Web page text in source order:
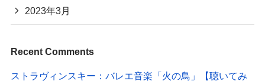
2023年3月
Recent Comments
ストラヴィンスキー：バレエ音楽「火の鳥」【聴いてみ